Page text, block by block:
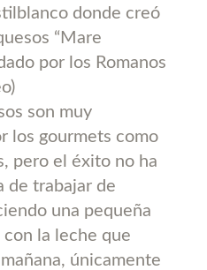
donde creó
“Mare
por los Romanos
son muy
los gourmets como
pero el éxito no ha
de trabajar de
una pequeña
la leche que
únicamente